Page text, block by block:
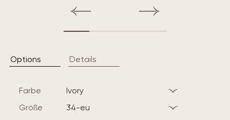
Options Details
Farbe
ivory
Größe
34-eu